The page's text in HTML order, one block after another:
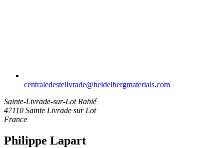
centraledestelivrade​@heidelbergmaterials.com
Sainte-Livrade-sur-LotRabié
47110 Sainte Livrade sur Lot
France
Philippe Lapart